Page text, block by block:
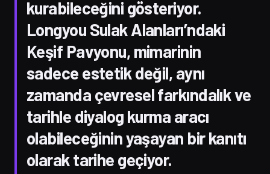
kurabileceğini gösteriyor.
Longyou Sulak Alanları’ndaki
Keşif Pavyonu, mimarinin
sadece estetik değil, aynı
zamanda çevresel farkındalık ve
tarihle diyalog kurma aracı
olabileceğinin yaşayan bir kanıtı
olarak tarihe geçiyor.